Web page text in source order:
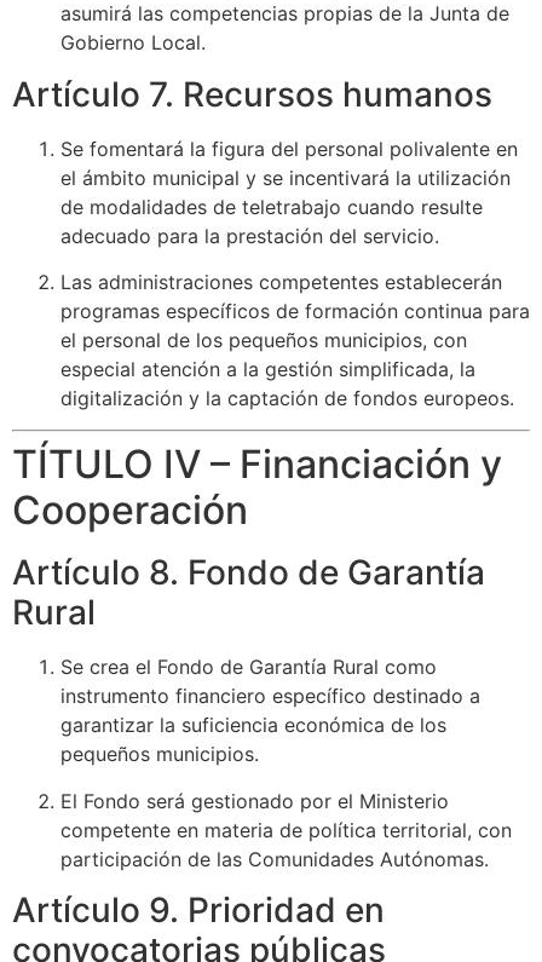
asumirá las competencias propias de la Junta de
Gobierno Local.
Artículo 7. Recursos humanos
Se fomentará la figura del personal polivalente en
el ámbito municipal y se incentivará la utilización
de modalidades de teletrabajo cuando resulte
adecuado para la prestación del servicio.
Las administraciones competentes establecerán
programas específicos de formación continua para
el personal de los pequeños municipios, con
especial atención a la gestión simplificada, la
digitalización y la captación de fondos europeos.
TÍTULO IV – Financiación y
Cooperación
Artículo 8. Fondo de Garantía
Rural
Se crea el Fondo de Garantía Rural como
instrumento financiero específico destinado a
garantizar la suficiencia económica de los
pequeños municipios.
El Fondo será gestionado por el Ministerio
competente en materia de política territorial, con
participación de las Comunidades Autónomas.
Artículo 9. Prioridad en
convocatorias públicas